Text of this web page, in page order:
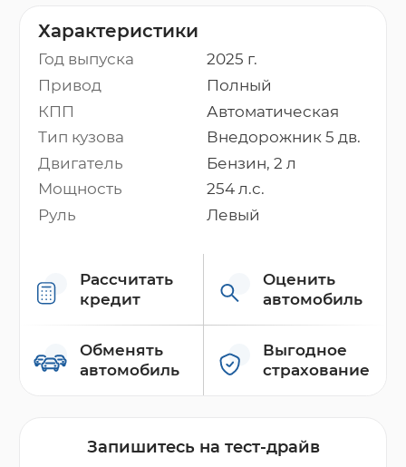
Характеристики
Год выпуска
2025 г.
Привод
Полный
КПП
Автоматическая
Тип кузова
Внедорожник 5 дв.
Двигатель
Бензин, 2 л
Мощность
254 л.с.
Руль
Левый
Рассчитать
кредит
Оценить
автомобиль
Обменять
автомобиль
Выгодное
страхование
Запишитесь на тест-драйв